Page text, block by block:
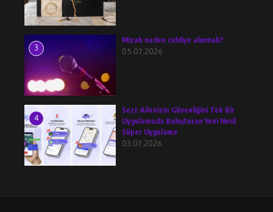
3
Mizah neden ciddiye alınmalı?
05.07.2026
4
Sezi: Ailenizin Güvenliğini Tek Bir
Uygulamada Buluşturan Yeni Nesil
Süper Uygulama
03.07.2026